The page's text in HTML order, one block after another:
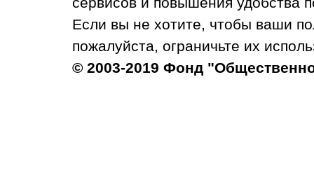
Если вы не хотите, чтобы ваши
пожалуйста, ограничьте их
© 2003-2019 Фонд